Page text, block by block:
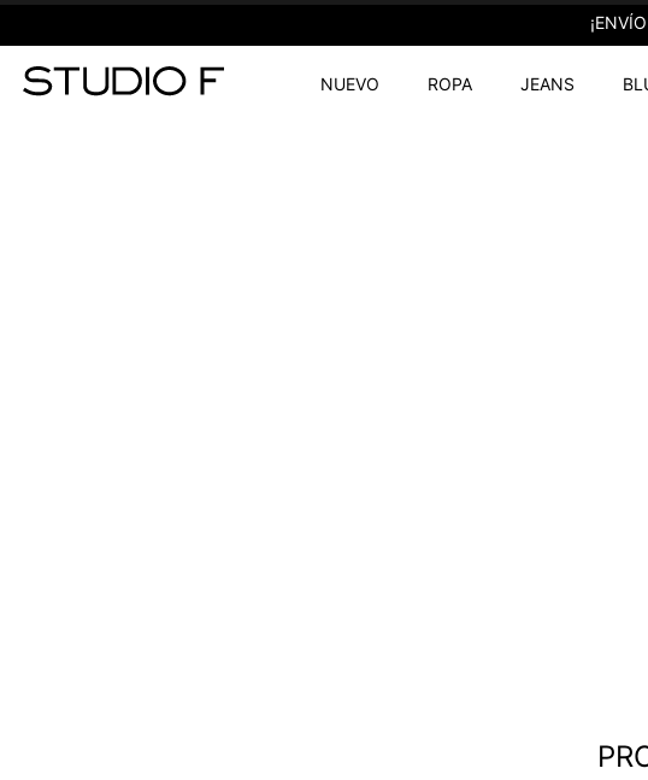
NUEVO ROPA JEANS